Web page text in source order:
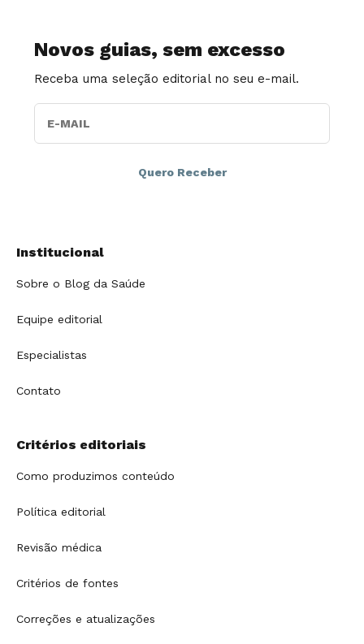
Novos guias, sem excesso
Receba uma seleção editorial no seu e-mail.
Institucional
Sobre o Blog da Saúde
Equipe editorial
Especialistas
Contato
Critérios editoriais
Como produzimos conteúdo
Política editorial
Revisão médica
Critérios de fontes
Correções e atualizações